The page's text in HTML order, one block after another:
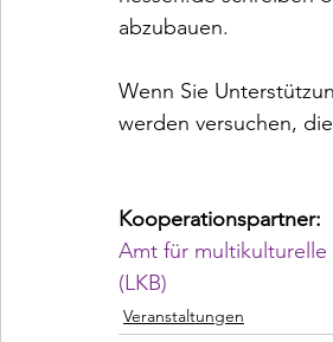
abzubauen.
Wenn Sie
werden versuchen,
Kooperationspartner:
Amt für
(LKB)
Veranstaltungen